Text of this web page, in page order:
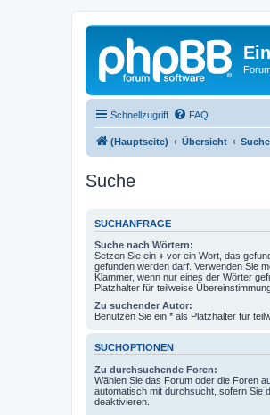
Schnellzugriff FAQ
(Hauptseite) Übersicht Suche
Suche
SUCHANFRAGE
Suche nach Wörtern:
Setzen Sie ein + vor ein Wort, das
gefunden werden darf. Verwenden Sie
Klammer, wenn nur eines der Wörter
Platzhalter für teilweise
Zu suchender Autor:
Benutzen Sie ein * als Platzhalter für
SUCHOPTIONEN
Zu durchsuchende Foren:
Wählen Sie das Forum oder die Foren
automatisch mit durchsucht, sofern Sie
deaktivieren.